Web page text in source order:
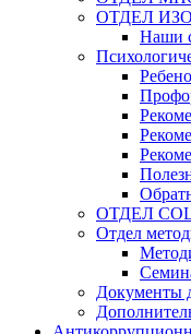
ОТДЕЛ
Наши
ОТДЕЛ
Отдел
Документы